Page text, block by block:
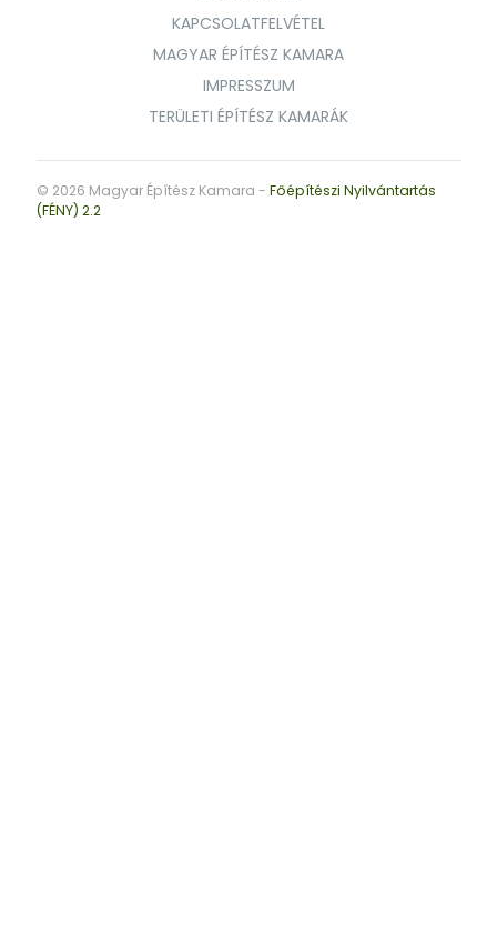
KAPCSOLATFELVÉTEL
MAGYAR ÉPÍTÉSZ KAMARA
IMPRESSZUM
TERÜLETI ÉPÍTÉSZ KAMARÁK
© 2026 Magyar Építész Kamara - Főépítészi Nyilvántartás
(FÉNY) 2.2